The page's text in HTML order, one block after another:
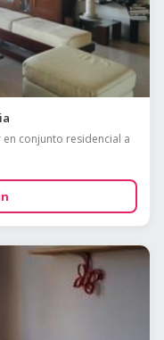
conjunto residencial a